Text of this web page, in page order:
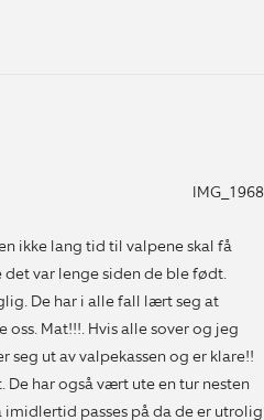
ikke lang tid til valpene skal få
det var lenge siden de ble født.
De har i alle fall lært seg at
Mat!!!. Hvis alle sover og jeg
seg ut av valpekassen og er klare!!
har også vært ute en tur nesten
imidlertid passes på da de er utrolig